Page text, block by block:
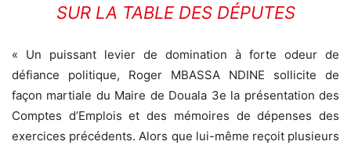
SUR LA TABLE DES DÉPUTES
« Un puissant levier de domination à forte odeur de
défiance politique, Roger MBASSA NDINE sollicite de
façon martiale du Maire de Douala 3e la présentation des
Comptes d’Emplois et des mémoires de dépenses des
exercices précédents. Alors que lui-même reçoit plusieurs